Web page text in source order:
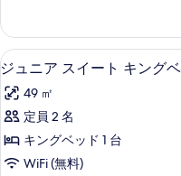
を
表
示
す
る
ド
台
バ
ル
コ
ニ
ン
グ
ベ
ド
バ
ル
ジ
ュ
ニ
ア
ス
22
ジュニア スイート キング
49 ㎡
定員 2 名
キングベッド 1 台
WiFi (無料)